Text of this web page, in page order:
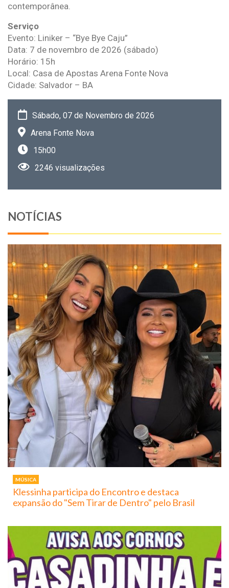
contemporânea.
Serviço
Evento: Liniker – “Bye Bye Caju”
Data: 7 de novembro de 2026 (sábado)
Horário: 15h
Local: Casa de Apostas Arena Fonte Nova
Cidade: Salvador – BA
Sábado, 07 de Novembro de 2026
Arena Fonte Nova
15h00
2246 visualizações
NOTÍCIAS
MÚSICA
Klessinha participa do Encontro e destaca
expansão do "Sem Tirar de Dentro" pelo Brasil